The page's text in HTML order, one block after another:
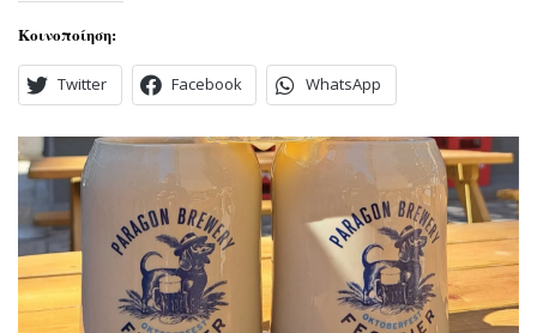
Κοινοποίηση:
Twitter Facebook WhatsApp